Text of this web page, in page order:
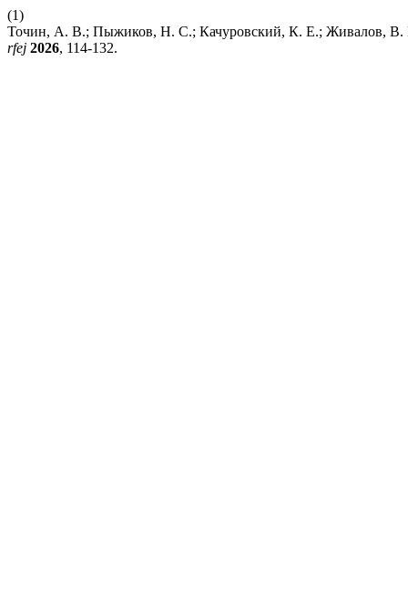
(1)
Точин, А. В.; Пыжиков, Н. С.; Качуровский, К. Е.; Живалов, В. Н.
rfej 2026, 114-132.